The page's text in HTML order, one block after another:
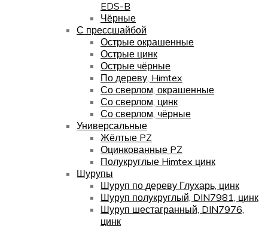
EDS-B
Чёрные
С прессшайбой
Острые окрашенные
Острые цинк
Острые чёрные
По дереву, Himtex
Со сверлом, окрашенные
Со сверлом, цинк
Со сверлом, чёрные
Универсальные
Жёлтые PZ
Оцинкованные PZ
Полукруглые Himtex цинк
Шурупы
Шуруп по дереву Глухарь, цинк
Шуруп полукруглый, DIN7981, цинк
Шуруп шестагранный, DIN7976,
цинк